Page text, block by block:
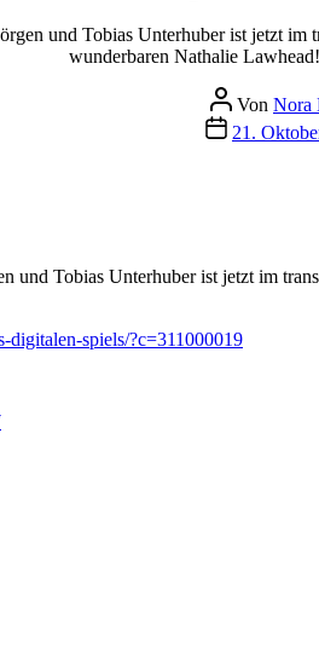
und Tobias Unterhuber ist jetzt
wunderbaren Nathalie
Beitragsautor
Von Nora
Beitragsdatum
21.
und Tobias Unterhuber ist jetzt im
spiels/?c=311000019